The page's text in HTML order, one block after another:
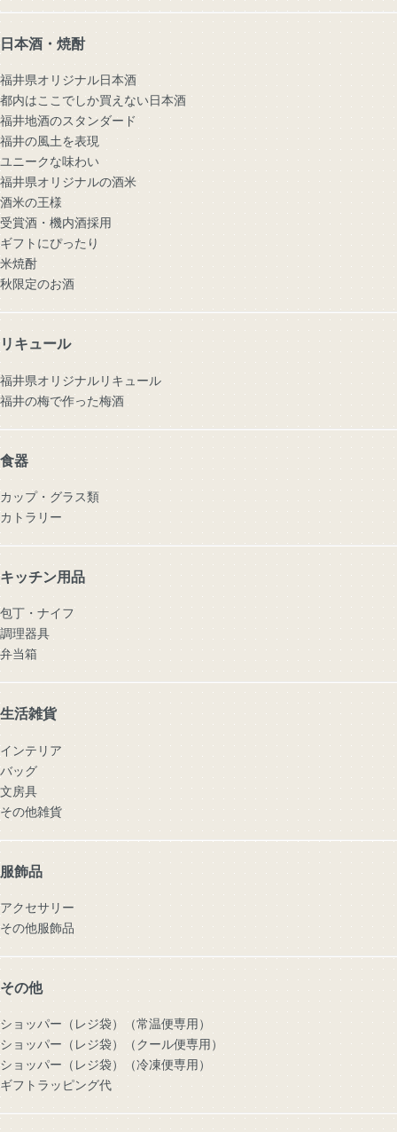
日本酒・焼酎
福井県オリジナル日本酒
都内はここでしか買えない日本酒
福井地酒のスタンダード
福井の風土を表現
ユニークな味わい
福井県オリジナルの酒米
酒米の王様
受賞酒・機内酒採用
ギフトにぴったり
米焼酎
秋限定のお酒
リキュール
福井県オリジナルリキュール
福井の梅で作った梅酒
食器
カップ・グラス類
カトラリー
キッチン用品
包丁・ナイフ
調理器具
弁当箱
生活雑貨
インテリア
バッグ
文房具
その他雑貨
服飾品
アクセサリー
その他服飾品
その他
ショッパー（レジ袋）（常温便専用）
ショッパー（レジ袋）（クール便専用）
ショッパー（レジ袋）（冷凍便専用）
ギフトラッピング代